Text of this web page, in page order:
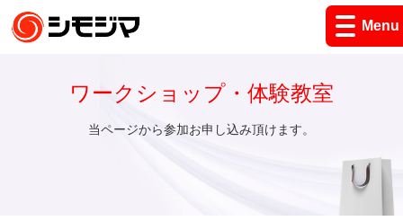
Menu
ワークショップ・体験教室
当ページから参加お申し込み頂けます。